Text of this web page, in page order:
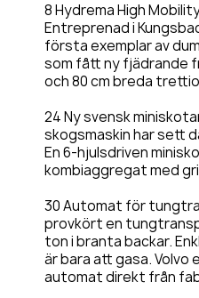
8 Hydrema High
Entreprenad i
första exemplar av
som fått ny fjädrande
och 80 cm breda
24 Ny svensk
skogsmaskin har sett
En 6-hjulsdriven
kombiaggregat med
30 Automat för
provkört en
ton i branta backar.
är bara att gasa. Volvo
automat direkt från